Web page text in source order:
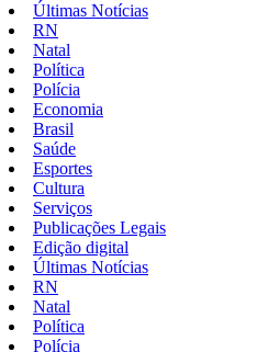
Últimas Notícias
RN
Natal
Política
Polícia
Economia
Brasil
Saúde
Esportes
Cultura
Serviços
Publicações Legais
Edição digital
Últimas Notícias
RN
Natal
Política
Polícia